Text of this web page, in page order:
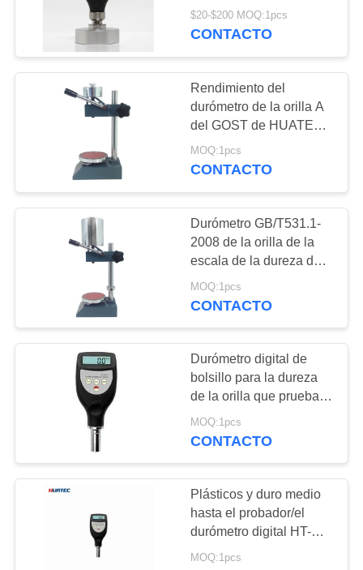
Correas
eslabonadas de la
tubería de la
radiografía
35
Detector de
vacaciones
Partículas
Magnéticas
para el durómetro de
goma HT-6520 de la
$20-$200 MOQ:1pcs
CONTACTO
Rendimiento del
durómetro de la orilla A
del GOST de HUATEC
alto
MOQ:1pcs
CONTACTO
Durómetro GB/T531.1-
2008 de la orilla de la
escala de la dureza de
la orilla D de la orilla C
MOQ:1pcs
CONTACTO
Durómetro digital de
bolsillo para la dureza
de la orilla que prueba el
probador digital de la
dureza de la orilla HT-
MOQ:1pcs
CONTACTO
Plásticos y duro medio
hasta el probador/el
durómetro digital HT-
6580DO de los
MOQ:1pcs